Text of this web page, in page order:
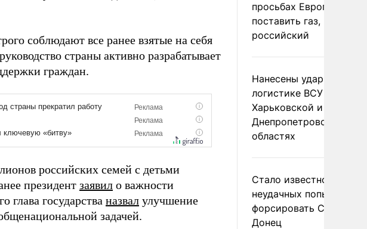
соблюдают все ранее взятые на себя
страны активно разрабатывает
граждан.
российских семей с детьми
президент заявил о важности
глава государства назвал улучшение
задачей.
просьбах Европы
поставить газ, но не
российский
Нанесены удары по
логистике ВСУ в
Харьковской и
Днепропетровской
областях
Стало известно о
неудачных попытках
форсировать
Донец